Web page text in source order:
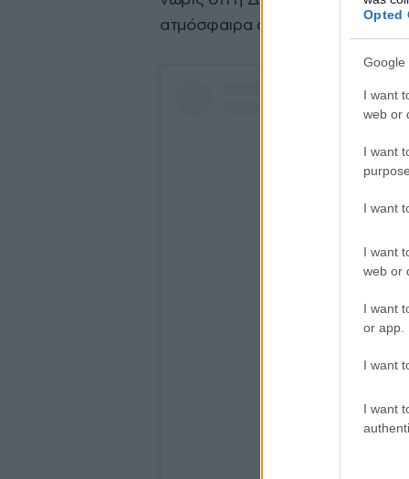
Opted
Google
I want
web or
I want
I want
I want
web or
I want
or app.
I want
I want
ατμόσφαιρα σε κάτι οικείο για
Δείτε αυτή τη